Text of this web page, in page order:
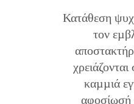
Κατάθεση
τον
καµµιά
αφοσίωσή